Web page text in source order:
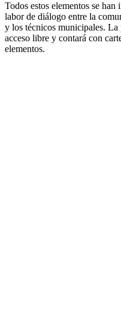
Todos estos elementos se
labor de diálogo entre la
y los técnicos municipales. La
acceso libre y contará con
elementos.